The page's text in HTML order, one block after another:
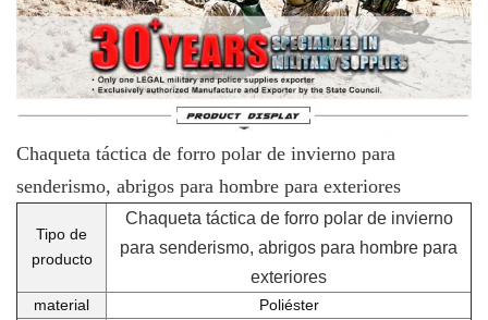
Chaqueta táctica de forro polar de invierno para
senderismo, abrigos para hombre para exteriores
Tipo de
producto
Chaqueta táctica de forro polar de invierno
para senderismo, abrigos para hombre para
exteriores
material
Poliéster